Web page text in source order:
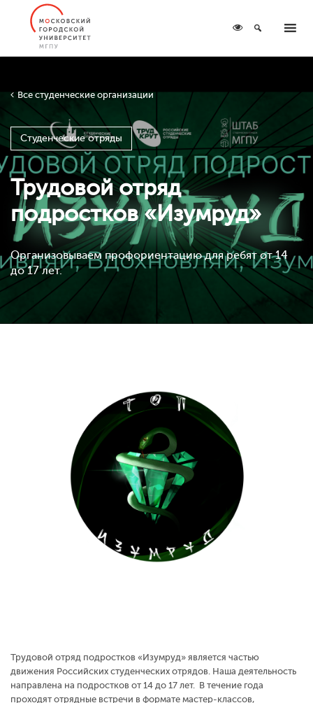
Все студенческие организации
Студенческие отряды
Трудовой отряд
подростков «Изумруд»
Организовываем профориентацию для ребят от 14
до 17 лет.
Трудовой отряд подростков «Изумруд» является частью
движения Российских студенческих отрядов. Наша деятельность
направлена на подростков от 14 до 17 лет. В течение года
проходят отрядные встречи в формате мастер-классов,